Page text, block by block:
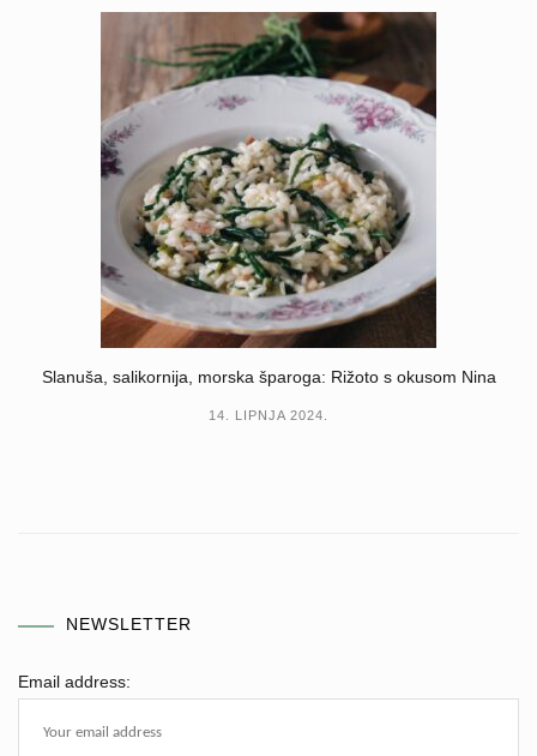
Slanuša, salikornija, morska šparoga: Rižoto s okusom Nina
14. LIPNJA 2024.
NEWSLETTER
Email address: